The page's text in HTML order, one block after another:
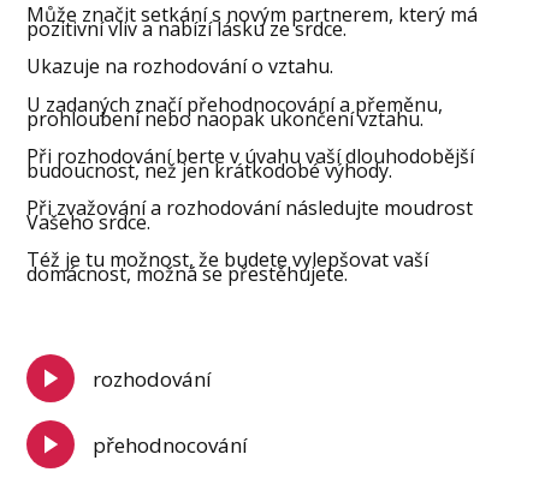
Může značit setkání s novým partnerem, který má
pozitivní vliv a nabízí lásku ze srdce.
Ukazuje na rozhodování o vztahu.
U zadaných značí přehodnocování a přeměnu,
prohloubení nebo naopak ukončení vztahu.
Při rozhodování berte v úvahu vaší dlouhodobější
budoucnost, než jen krátkodobé výhody.
Při zvažování a rozhodování následujte moudrost
Vašeho srdce.
Též je tu možnost, že budete vylepšovat vaší
domácnost, možná se přestěhujete.
rozhodování
přehodnocování